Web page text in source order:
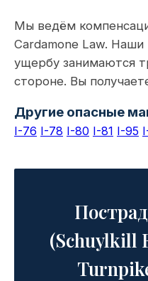
Мы ведём
Cardamone Law. Наши
ущербу занимаются
стороне. Вы
Другие опасные
I-76 I-78 I-80 I-81 I-95
(Schuylkill